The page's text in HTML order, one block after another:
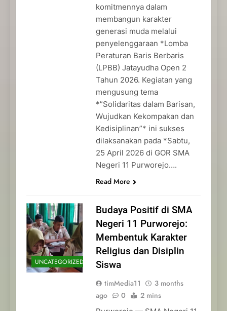
komitmennya dalam
membangun karakter
generasi muda melalui
penyelenggaraan *Lomba
Peraturan Baris Berbaris
(LPBB) Jatayudha Open 2
Tahun 2026. Kegiatan yang
mengusung tema
*”Solidaritas dalam Barisan,
Wujudkan Kekompakan dan
Kedisiplinan”* ini sukses
dilaksanakan pada *Sabtu,
25 April 2026 di GOR SMA
Negeri 11 Purworejo….
Read More
UNCATEGORIZED
Budaya Positif di SMA
Negeri 11 Purworejo:
Membentuk Karakter
Religius dan Disiplin
Siswa
timMedia11
3 months
ago
0 2 mins